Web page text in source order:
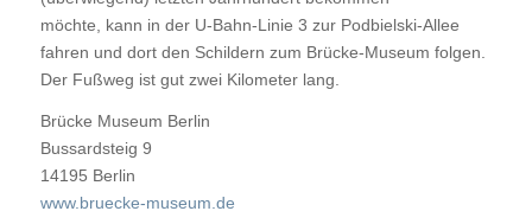
möchte, kann in der U-Bahn-Linie 3 zur Podbielski-Allee
fahren und dort den Schildern zum Brücke-Museum folgen.
Der Fußweg ist gut zwei Kilometer lang.
Brücke Museum Berlin
Bussardsteig 9
14195 Berlin
www.bruecke-museum.de